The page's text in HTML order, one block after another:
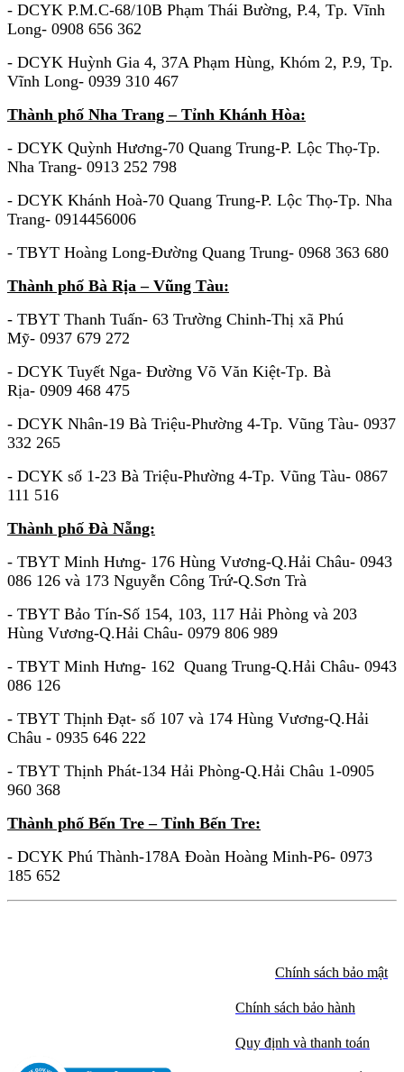
- DCYK P.M.C-68/10B Phạm Thái Bường, P.4, Tp. Vĩnh
Long- 0908 656 362
- DCYK Huỳnh Gia 4, 37A Phạm Hùng, Khóm 2, P.9, Tp.
Vĩnh Long- 0939 310 467
Thành phố Nha Trang – Tỉnh Khánh Hòa:
- DCYK Quỳnh Hương-70 Quang Trung-P. Lộc Thọ-Tp.
Nha Trang- 0913 252 798
- DCYK Khánh Hoà-70 Quang Trung-P. Lộc Thọ-Tp. Nha
Trang- 0914456006
- TBYT Hoàng Long-Đường Quang Trung- 0968 363 680
Thành phố Bà Rịa – Vũng Tàu:
- TBYT Thanh Tuấn- 63 Trường Chinh-Thị xã Phú
Mỹ- 0937 679 272
- DCYK Tuyết Nga- Đường Võ Văn Kiệt-Tp. Bà
Rịa- 0909 468 475
- DCYK Nhân-19 Bà Triệu-Phường 4-Tp. Vũng Tàu- 0937
332 265
- DCYK số 1-23 Bà Triệu-Phường 4-Tp. Vũng Tàu- 0867
111 516
Thành phố Đà Nẵng:
- TBYT Minh Hưng- 176 Hùng Vương-Q.Hải Châu- 0943
086 126 và 173 Nguyễn Công Trứ-Q.Sơn Trà
- TBYT Bảo Tín-Số 154, 103, 117 Hải Phòng và 203
Hùng Vương-Q.Hải Châu- 0979 806 989
- TBYT Minh Hưng- 162 Quang Trung-Q.Hải Châu- 0943
086 126
- TBYT Thịnh Đạt- số 107 và 174 Hùng Vương-Q.Hải
Châu - 0935 646 222
- TBYT Thịnh Phát-134 Hải Phòng-Q.Hải Châu 1-0905
960 368
Thành phố Bến Tre – Tỉnh Bến Tre:
- DCYK Phú Thành-178A Đoàn Hoàng Minh-P6- 0973
185 652
Chính sách bảo mật
Chính sách bảo hành
Quy định và thanh toán